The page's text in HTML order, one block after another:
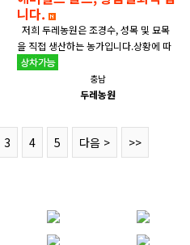
니다.
저희 두레농원은 조경수, 성목 및 묘목
을 직접 생산하는 농가입니다.상황에 따
라 가격절충이 가능합니다. 에머럴드 골
드1.2M 1.5M&nbs..
충남
두레농원
3 4 5 다음 > >>